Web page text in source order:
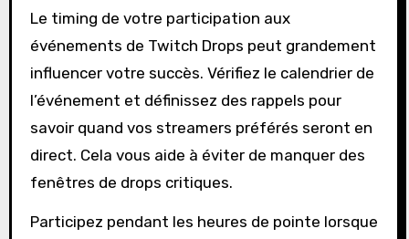
Le timing de votre participation aux
événements de Twitch Drops peut grandement
influencer votre succès. Vérifiez le calendrier de
l’événement et définissez des rappels pour
savoir quand vos streamers préférés seront en
direct. Cela vous aide à éviter de manquer des
fenêtres de drops critiques.
Participez pendant les heures de pointe lorsque